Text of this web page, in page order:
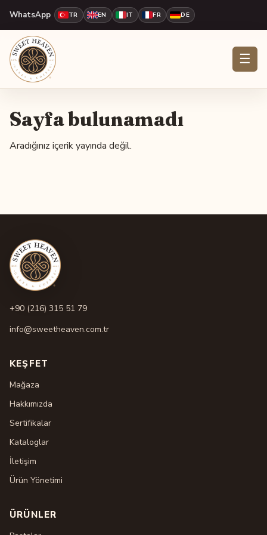
WhatsApp TR EN IT FR DE
☰
Sayfa bulunamadı
Aradığınız içerik yayında değil.
+90 (216) 315 51 79
info@sweetheaven.com.tr
KEŞFET
Mağaza
Hakkımızda
Sertifikalar
Kataloglar
İletişim
Ürün Yönetimi
ÜRÜNLER